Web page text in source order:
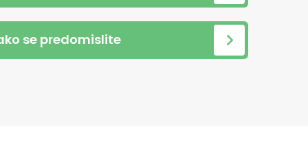
se predomislite